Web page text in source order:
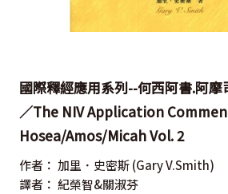
國際釋經應用系列--何西阿書.阿
／The NIV Application
Hosea/Amos/Micah Vol. 2
作者： 加里．史密斯 (Gary V.Smith)
譯者： 紀榮智&關淑芬